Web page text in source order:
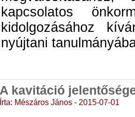
kapcsolatos
kidolgozásához
nyújtani
A kavitáció
Írta: Mészáros János - 2015-07-01